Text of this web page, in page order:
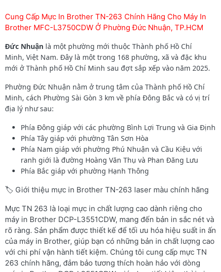
Cung Cấp Mực In Brother TN-263 Chính Hãng Cho Máy In
Brother MFC-L3750CDW Ở Phường Đức Nhuận, TP.HCM
Đức Nhuận là một phường mới thuộc Thành phố Hồ Chí
Minh, Việt Nam. Đây là một trong 168 phường, xã và đặc khu
mới ở Thành phố Hồ Chí Minh sau đợt sắp xếp vào năm 2025.
Phường Đức Nhuận nằm ở trung tâm của Thành phố Hồ Chí
Minh, cách Phường Sài Gòn 3 km về phía Đông Bắc và có vị trí
địa lý như sau:
Phía Đông giáp với các phường Bình Lợi Trung và Gia Định
Phía Tây giáp với phường Tân Sơn Hòa
Phía Nam giáp với phường Phú Nhuận và Cầu Kiệu với
ranh giới là đường Hoàng Văn Thụ và Phan Đăng Lưu
Phía Bắc giáp với phường Hạnh Thông
🏷️ Giới thiệu mực in Brother TN-263 laser màu chính hãng
Mực TN 263 là loại mực in chất lượng cao dành riêng cho
máy in Brother DCP-L3551CDW, mang đến bản in sắc nét và
rõ ràng. Sản phẩm được thiết kế để tối ưu hóa hiệu suất in ấn
của máy in Brother, giúp bạn có những bản in chất lượng cao
với chi phí vận hành tiết kiệm. Chúng tôi cung cấp mực TN
263 chính hãng, đảm bảo tương thích hoàn hảo với dòng